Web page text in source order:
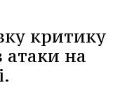
критику
атаки на